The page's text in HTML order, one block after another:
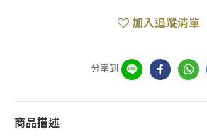
加入追蹤清單
分享到
商品描述